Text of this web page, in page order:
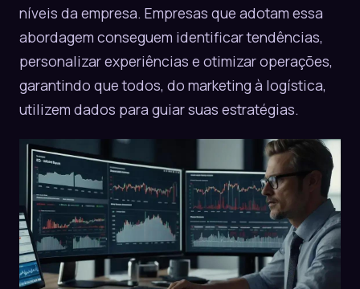
níveis da empresa. Empresas que adotam essa
abordagem conseguem identificar tendências,
personalizar experiências e otimizar operações,
garantindo que todos, do marketing à logística,
utilizem dados para guiar suas estratégias.